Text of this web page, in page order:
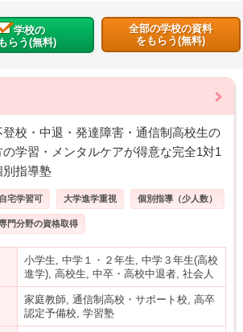
学校の
らう(無料)
全部の学校の資料
をもらう(無料)
登校・中退・発達障害・通信制高校生の
の学習・メンタルケアが得意な完全1対1
別指導塾
自宅学習可 大学進学重視 個別指導（少人数）
門分野の資格取得
小学生, 中学１・２年生, 中学３年生(高校
進学), 高校生, 中卒・高校中退者, 社会人
家庭教師, 通信制高校・サポート校, 高卒
認定予備校, 学習塾